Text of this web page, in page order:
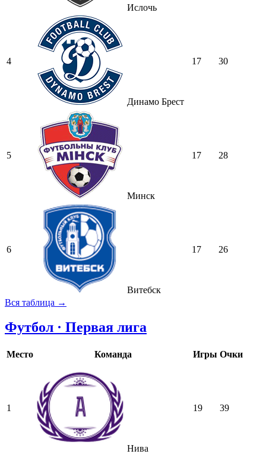
Ислочь
4
Динамо Брест
17 30
5
Минск
17 28
6
Витебск
17 26
Вся таблица →
Футбол · Первая лига
Место Команда Игры Очки
1
Нива
19 39